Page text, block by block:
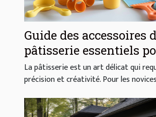
Guide des accessoires
pâtisserie essentiels
débutants
La pâtisserie est un art délicat qui
précision et créativité. Pour les